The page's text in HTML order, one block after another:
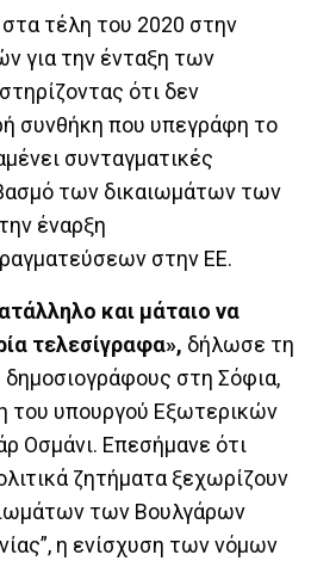
τέλη του 2020 στην
για την ένταξη των
ότι δεν
συνθήκη που υπεγράφη το
συνταγματικές
των δικαιωμάτων των
έναρξη
στην ΕΕ.
και μάταιο να
τελεσίγραφα», δήλωσε τη
στη Σόφια,
του υπουργού Εξωτερικών
Οσμάνι. Επεσήμανε ότι
ζητήματα ξεχωρίζουν
των Βουλγάρων
η ενίσχυση των νόμων